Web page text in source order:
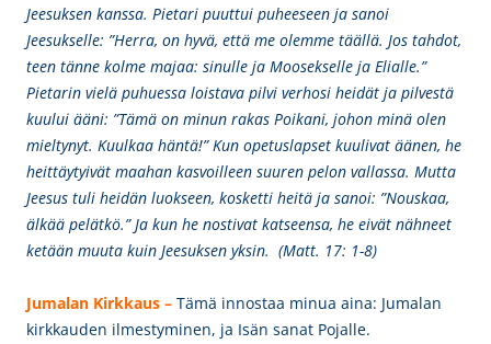
Jeesuksen kanssa. Pietari puuttui puheeseen ja sanoi
Jeesukselle: ”Herra, on hyvä, että me olemme täällä. Jos tahdot,
teen tänne kolme majaa: sinulle ja Moosekselle ja Elialle.”
Pietarin vielä puhuessa loistava pilvi verhosi heidät ja pilvestä
kuului ääni: ”Tämä on minun rakas Poikani, johon minä olen
mieltynyt. Kuulkaa häntä!” Kun opetuslapset kuulivat äänen, he
heittäytyivät maahan kasvoilleen suuren pelon vallassa. Mutta
Jeesus tuli heidän luokseen, kosketti heitä ja sanoi: ”Nouskaa,
älkää pelätkö.” Ja kun he nostivat katseensa, he eivät nähneet
ketään muuta kuin Jeesuksen yksin. (Matt. 17: 1-8)
Jumalan Kirkkaus – Tämä innostaa minua aina: Jumalan
kirkkauden ilmestyminen, ja Isän sanat Pojalle.